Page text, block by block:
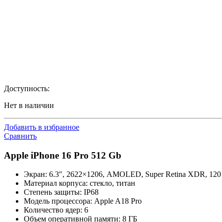
Доступность:
Нет в наличии
Добавить в избранное
Сравнить
Apple iPhone 16 Pro 512 Gb
Экран: 6.3″, 2622×1206, AMOLED, Super Retina XDR,
Материал корпуса: стекло, титан
Степень защиты: IP68
Модель процессора: Apple A18 Pro
Количество ядер: 6
Объем оперативной памяти: 8 ГБ